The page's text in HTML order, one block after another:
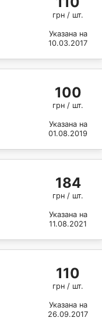
грн / шт.
Указана на
10.03.2017
100
грн / шт.
Указана на
01.08.2019
184
грн / шт.
Указана на
11.08.2021
110
грн / шт.
Указана на
26.09.2017